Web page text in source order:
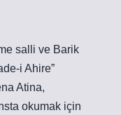
salli ve Barik
i Ahire”
Atina,
okumak için